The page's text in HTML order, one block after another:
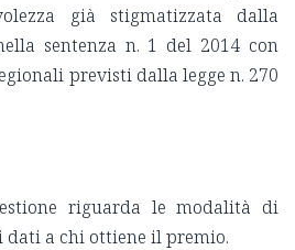
già stigmatizzata dalla
sentenza n. 1 del 2014 con
previsti dalla legge n. 270
riguarda le modalità di
dati a chi ottiene il premio.